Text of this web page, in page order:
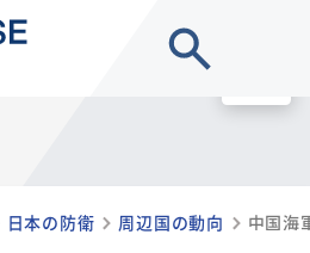
日本の防衛 周辺国の動向